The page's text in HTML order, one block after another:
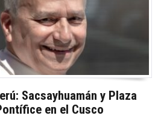
Sacsayhuamán y Plaza
en el Cusco